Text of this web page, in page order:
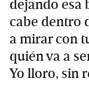
dejando esa
cabe dentro
a mirar con
quién va a
Yo lloro, sin